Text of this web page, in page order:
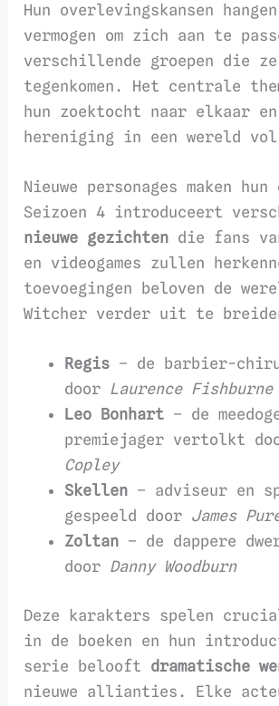
Hun overlevingskansen
vermogen om zich aan te
verschillende groepen die ze
tegenkomen. Het centrale
hun zoektocht naar elkaar
hereniging in een wereld vol
Nieuwe personages maken hun
Seizoen 4 introduceert
nieuwe gezichten die fans
en videogames zullen
toevoegingen beloven de
Witcher verder uit te
Regis – de barbier-
door Laurence Fishburne
Leo Bonhart – de
premiejager vertolkt
Copley
Skellen – adviseur en
gespeeld door James
Zoltan – de dappere
door Danny Woodburn
Deze karakters spelen
in de boeken en hun
serie belooft dramatische
nieuwe allianties. Elke